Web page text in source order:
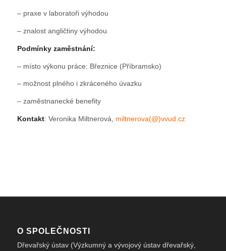
– praxe v laboratoři výhodou
– znalost angličtiny výhodou
Podmínky zaměstnání:
– místo výkonu práce: Březnice (Příbramsko)
– možnost plného i zkráceného úvazku
– zaměstnanecké benefity
Kontakt: Veronika Miltnerová, miltnerova(@)vvud.cz
O SPOLEČNOSTI
Dřevařský ústav (Výzkumný a vývojový ústav dřevařský,